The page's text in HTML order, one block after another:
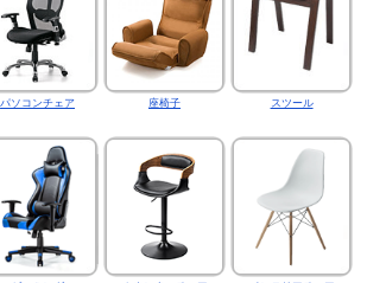
パソコンチェア 座椅子 スツール